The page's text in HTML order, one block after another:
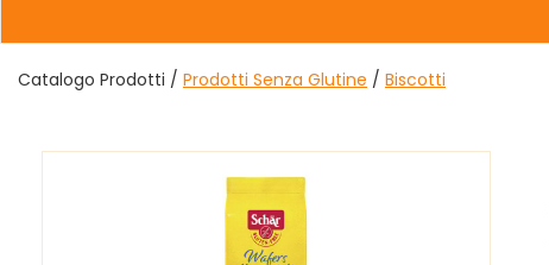
Catalogo Prodotti / Prodotti Senza Glutine / Biscotti